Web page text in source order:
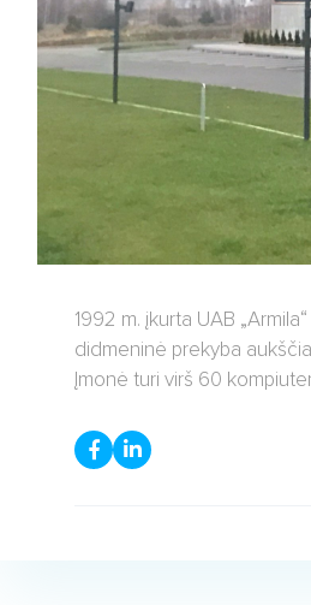
1992 m. įkurta UAB
didmeninė prekyba
Įmonė turi virš 60